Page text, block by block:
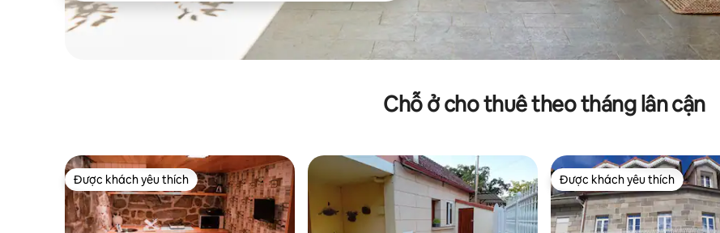
Chỗ ở cho thuê theo tháng lân cận
Được khách yêu thích
Được khách yêu thích Được khách yêu thích
Được khách yêu thích